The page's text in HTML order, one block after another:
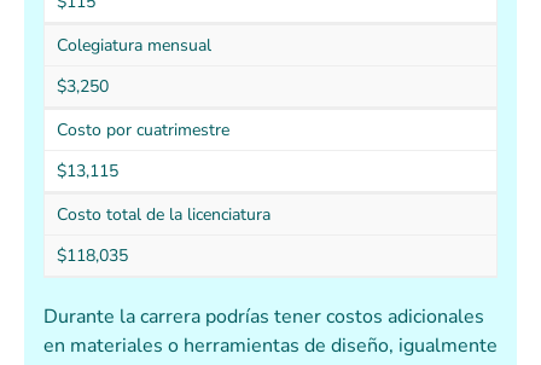
Colegiatura mensual
$3,250
Costo por cuatrimestre
$13,115
Costo total de la licenciatura
$118,035
Durante la carrera podrías tener costos adicionales
en materiales o herramientas de diseño, igualmente